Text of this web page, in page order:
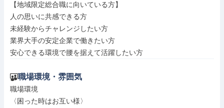
【地域限定総合職に向いている方】
人の思いに共感できる方
未経験からチャレンジしたい方
業界大手の安定企業で働きたい方
安心できる環境で腰を据えて活躍したい方
職場環境・雰囲気
職場環境
〈困った時はお互い様〉